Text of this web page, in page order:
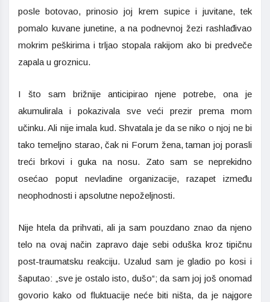
posle botovao, prinosio joj krem supice i juvitane, tek
pomalo kuvane junetine, a na podnevnoj žezi rashlađivao
mokrim peškirima i trljao stopala rakijom ako bi predveče
zapala u groznicu.
I što sam brižnije anticipirao njene potrebe, ona je
akumulirala i pokazivala sve veći prezir prema mom
učinku. Ali nije imala kud. Shvatala je da se niko o njoj ne bi
tako temeljno starao, čak ni Forum žena, taman joj porasli
treći brkovi i guka na nosu. Zato sam se neprekidno
osećao poput nevladine organizacije, razapet između
neophodnosti i apsolutne nepoželjnosti.
Nije htela da prihvati, ali ja sam pouzdano znao da njeno
telo na ovaj način zapravo daje sebi oduška kroz tipičnu
post-traumatsku reakciju. Uzalud sam je gladio po kosi i
šaputao: „sve je ostalo isto, dušo“; da sam joj još onomad
govorio kako od fluktuacije neće biti ništa, da je najgore